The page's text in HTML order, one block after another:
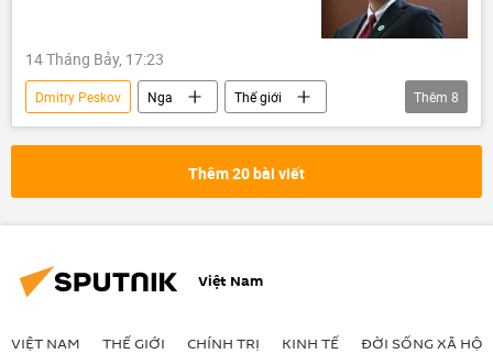
14 Tháng Bảy, 17:23
Dmitry Peskov Nga
Thế giới
Điện Kremlin
Châu Âu
EU
London
Vladimir Putin
Thêm 8
Thêm 20 bài viết
Việt Nam
VIỆT NAM THẾ GIỚI CHÍNH TRỊ KINH TẾ ĐỜI SỐNG XÃ HỘI